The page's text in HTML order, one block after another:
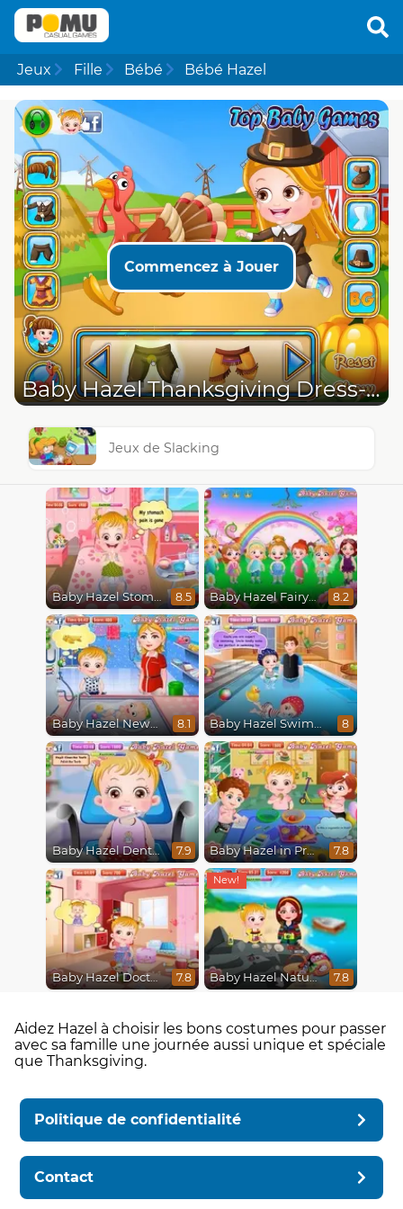
Jeux Fille Bébé Bébé Hazel
Commencez à Jouer
Baby Hazel Thanksgiving Dress-Up
Jeux de Slacking
Baby Hazel Stomach Care 8.5 Baby Hazel Fairyland Ballet 8.2
Baby Hazel Newborn Vaccination 8.1 Baby Hazel Swimming 8
Baby Hazel Dental Care 7.9 Baby Hazel in Preschool 7.8
Baby Hazel Doctor Play 7.8 Baby Hazel Nature Explorer 7.8
Aidez Hazel à choisir les bons costumes pour passer
avec sa famille une journée aussi unique et spéciale
que Thanksgiving.
Politique de confidentialité
Contact